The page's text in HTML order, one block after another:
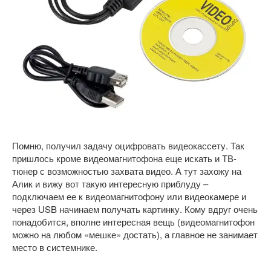
Помню, получил задачу оцифровать видеокассету. Так
пришлось кроме видеомагнитофона еще искать и ТВ-
тюнер с возможностью захвата видео. А тут захожу на
Алик и вижу вот такую интересную приблуду –
подключаем ее к видеомагнитофону или видеокамере и
через USB начинаем получать картинку. Кому вдруг очень
понадобится, вполне интересная вещь (видеомагнитофон
можно на любом «мешке» достать), а главное не занимает
место в системнике.